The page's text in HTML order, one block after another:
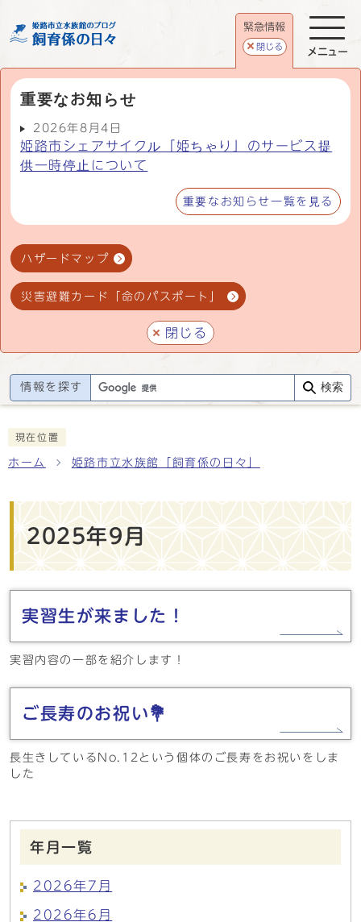
緊急情報
閉じる
重要なお知らせ
2026年8月4日
姫路市シェアサイクル「姫ちゃり」のサービス提
供一時停止について
重要なお知らせ一覧を見る
ハザードマップ
災害避難カード「命のパスポート」
閉じる
メニュー
情報を探す 検索
現在位置
ホーム 姫路市立水族館「飼育係の日々」
2025年9月
実習生が来ました！
実習内容の一部を紹介します！
ご長寿のお祝い💐
長生きしているNo.12という個体のご長寿をお祝いをしま
した
年月一覧
2026年7月
2026年6月